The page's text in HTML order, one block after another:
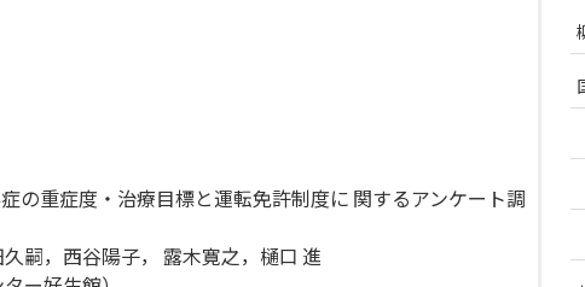
の重症度・治療目標と運転免許制度に 関するアンケート調
嗣，西谷陽子， 露木寛之，樋口 進